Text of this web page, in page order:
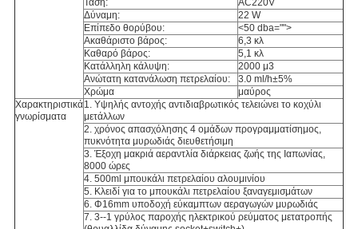
Τάση:
AC220V
Δύναμη:
22 W
Επίπεδο θορύβου:
<50 dba="">
Ακαθάριστο βάρος:
6,3 κλ
Καθαρό βάρος:
5,1 κλ
Κατάλληλη κάλυψη:
2000 μ3
Ανώτατη κατανάλωση πετρελαίου:
3.0 ml/h±5%
Χρώμα
μαύρος
Χαρακτηριστικά
γνωρίσματα
1. Υψηλής αντοχής αντιδιαβρωτικός τελειώνει το κοχύλι
μετάλλων
2. χρόνος απασχόλησης 4 ομάδων προγραμματίσημος,
πυκνότητα μυρωδιάς διευθετήσιμη
3. Έξοχη μακριά αεραντλία διάρκειας ζωής της Ιαπωνίας,
8000 ώρες
4. 500ml μπουκάλι πετρελαίου αλουμινίου
5. Κλειδί για το μπουκάλι πετρελαίου ξαναγεμισμάτων
6. Φ16mm υποδοχή εύκαμπτων αεραγωγών μυρωδιάς
7. 3--1 γρύλος παροχής ηλεκτρικού ρεύματος μετατροπής